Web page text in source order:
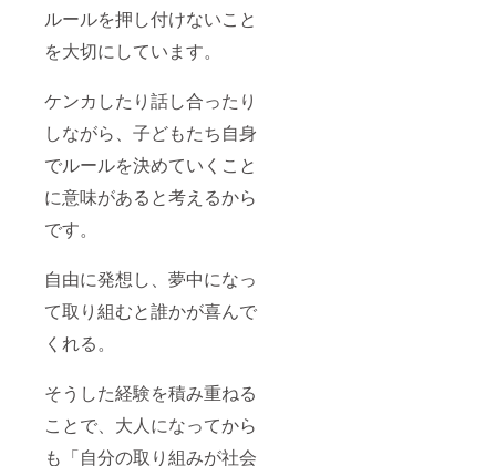
ルールを押し付けないこと
を大切にしています。
ケンカしたり話し合ったり
しながら、子どもたち自身
でルールを決めていくこと
に意味があると考えるから
です。
自由に発想し、夢中になっ
て取り組むと誰かが喜んで
くれる。
そうした経験を積み重ねる
ことで、大人になってから
も「自分の取り組みが社会